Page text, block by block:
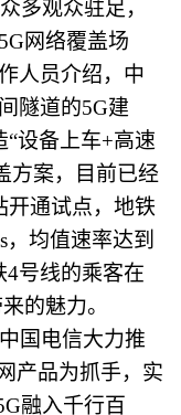
多观众驻足，
网络覆盖场
人员介绍，中
隧道的5G建
设备上车+高速
方案，目前已经
开通试点，地铁
均值速率达到
4号线的乘客在
的魅力。
国电信大力推
产品为抓手，实
融入千行百